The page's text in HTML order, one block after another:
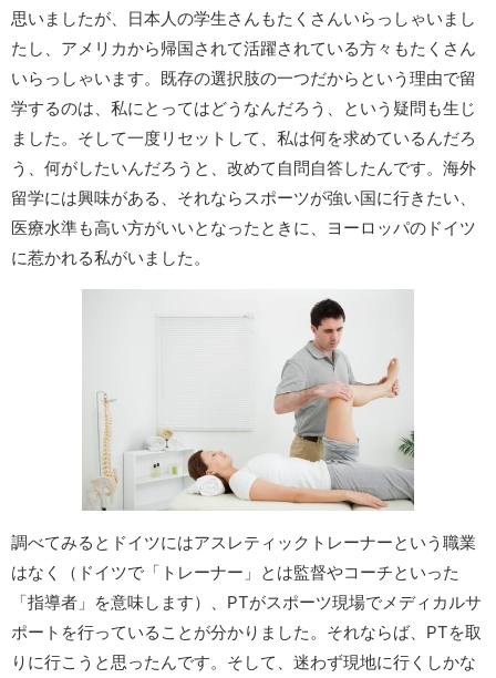
思いましたが、日本人の学生さんもたくさんいらっしゃいまし
たし、アメリカから帰国されて活躍されている方々もたくさん
いらっしゃいます。既存の選択肢の一つだからという理由で留
学するのは、私にとってはどうなんだろう、という疑問も生じ
ました。そして一度リセットして、私は何を求めているんだろ
う、何がしたいんだろうと、改めて自問自答したんです。海外
留学には興味がある、それならスポーツが強い国に行きたい、
医療水準も高い方がいいとなったときに、ヨーロッパのドイツ
に惹かれる私がいました。
調べてみるとドイツにはアスレティックトレーナーという職業
はなく（ドイツで「トレーナー」とは監督やコーチといった
「指導者」を意味します）、PTがスポーツ現場でメディカルサ
ポートを行っていることが分かりました。それならば、PTを取
りに行こうと思ったんです。そして、迷わず現地に行くしかな